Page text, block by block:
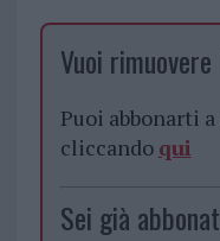
Vuoi
Puoi abbonarti a
cliccando qui
Sei già